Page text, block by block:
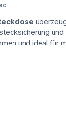
und
und ideal für